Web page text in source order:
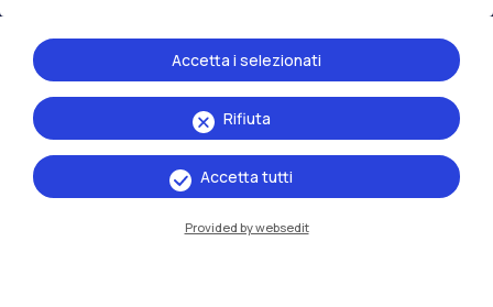
Rifiuta
Accetta i selezionati
Accetta tutti
Provided by websedit